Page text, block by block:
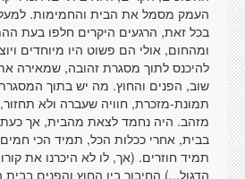
העמק מסמל את הבית והחמימות.
בכל זאת, הרגעים היקרים חלפו בעת
ומהחום, אולי הם פשוט היו מיוחדים
להיכנס לתוך מסגרת זהובה, שמאירה
שוב, הפנים והחוץ. מה יש בתוך
תמונת-מזכרת, חוויה שעברה ולא
מזהב. היה נחמד לצאת מהבית, אך כעת
בבית, אחרי ככלות הכל, תמיד הכי
תמיד חוזרים. (אך, לו לא היכרנו את
הדגול...) החיבור בין החוץ והפנים